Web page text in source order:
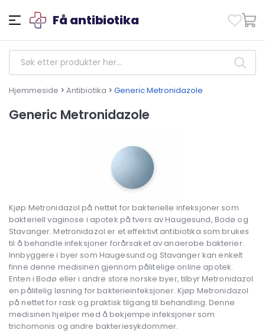
Få antibiotika
Hjemmeside > Antibiotika > Generic Metronidazole
Generic Metronidazole
Kjøp Metronidazol på nettet for bakterielle infeksjoner som
bakteriell vaginose i apotek på tvers av Haugesund, Bodø og
Stavanger. Metronidazol er et effektivt antibiotika som brukes
til å behandle infeksjoner forårsaket av anaerobe bakterier.
Innbyggere i byer som Haugesund og Stavanger kan enkelt
finne denne medisinen gjennom pålitelige online apotek.
Enten i Bodø eller i andre store norske byer, tilbyr Metronidazol
en pålitelig løsning for bakterieinfeksjoner. Kjøp Metronidazol
på nettet for rask og praktisk tilgang til behandling. Denne
medisinen hjelper med å bekjempe infeksjoner som
trichomonis og andre bakteriesykdommer.